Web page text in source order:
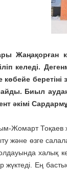
Жаңақорған
келеді.
көбейе
Биыл
әкімі
Жомарт Тоқаев
және өзге
халық
жүктеді. Ең